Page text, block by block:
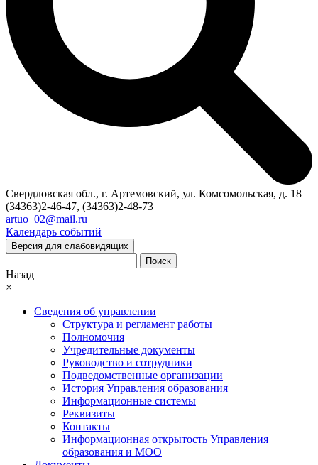
Свердловская обл., г. Артемовский, ул. Комсомольская, д. 18
(34363)2-46-47, (34363)2-48-73
artuo_02@mail.ru
Календарь событий
Версия для слабовидящих
Поиск
Назад
×
Сведения об управлении
Структура и регламент работы
Полномочия
Учредительные документы
Руководство и сотрудники
Подведомственные организации
История Управления образования
Информационные системы
Реквизиты
Контакты
Информационная открытость Управления
образования и МОО